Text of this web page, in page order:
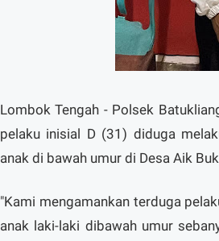
Lombok Tengah - Polsek
pelaku inisial D (31) diduga
anak di bawah umur di Desa Aik
‎"Kami mengamankan terduga
anak laki-laki dibawah umur